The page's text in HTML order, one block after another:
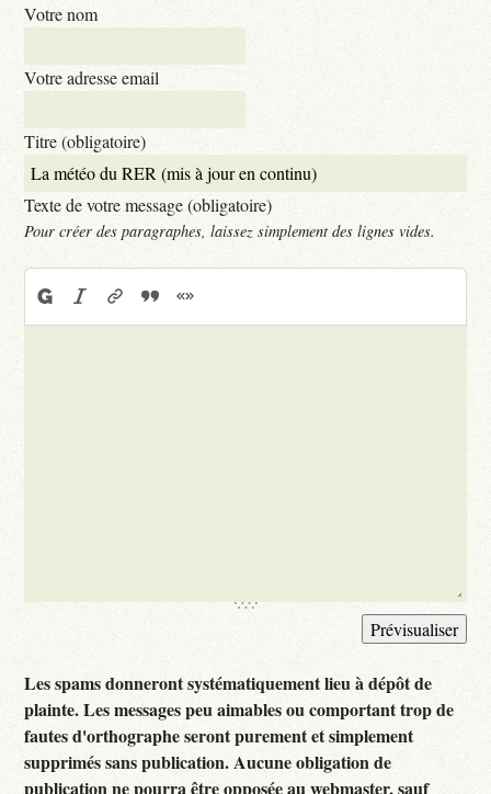
Votre nom
Votre adresse email
Titre (obligatoire)
Texte de votre message (obligatoire)
Pour créer des paragraphes, laissez simplement des lignes vides.
Les spams donneront systématiquement lieu à dépôt de
plainte. Les messages peu aimables ou comportant trop de
fautes d'orthographe seront purement et simplement
supprimés sans publication. Aucune obligation de
publication ne pourra être opposée au webmaster, sauf